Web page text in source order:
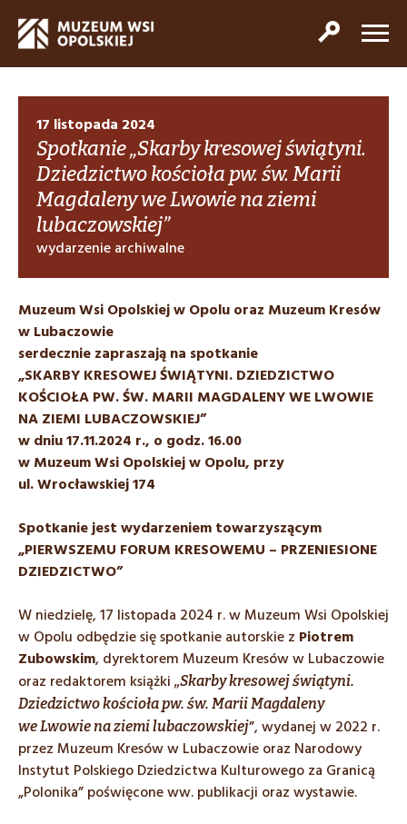
17 listopada 2024
Spotkanie „Skarby kresowej świątyni.
Dziedzictwo kościoła pw. św. Marii
Magdaleny we Lwowie na ziemi
lubaczowskiej”
wydarzenie archiwalne
Muzeum Wsi Opolskiej w Opolu oraz Muzeum Kresów
w Lubaczowie
serdecznie zapraszają na spotkanie
„SKARBY KRESOWEJ ŚWIĄTYNI.DZIEDZICTWO
KOŚCIOŁA PW. ŚW. MARII MAGDALENY WE LWOWIE
NA ZIEMI LUBACZOWSKIEJ”
w dniu 17.11.2024 r., o godz. 16.00
w Muzeum Wsi Opolskiej w Opolu, przy
ul. Wrocławskiej 174
Spotkanie jest wydarzeniem towarzyszącym
„PIERWSZEMU FORUM KRESOWEMU – PRZENIESIONE
DZIEDZICTWO”
W niedzielę, 17 listopada 2024 r. w Muzeum Wsi Opolskiej
w Opolu odbędzie się spotkanie autorskie z Piotrem
Zubowskim, dyrektorem Muzeum Kresów w Lubaczowie
oraz redaktorem książki„Skarby kresowej świątyni.
Dziedzictwo kościoła pw. św. Marii Magdaleny
we Lwowie na ziemi lubaczowskiej”, wydanej w 2022 r.
przez Muzeum Kresów w Lubaczowie oraz Narodowy
Instytut Polskiego Dziedzictwa Kulturowego za Granicą
„Polonika” poświęcone ww. publikacji oraz wystawie.